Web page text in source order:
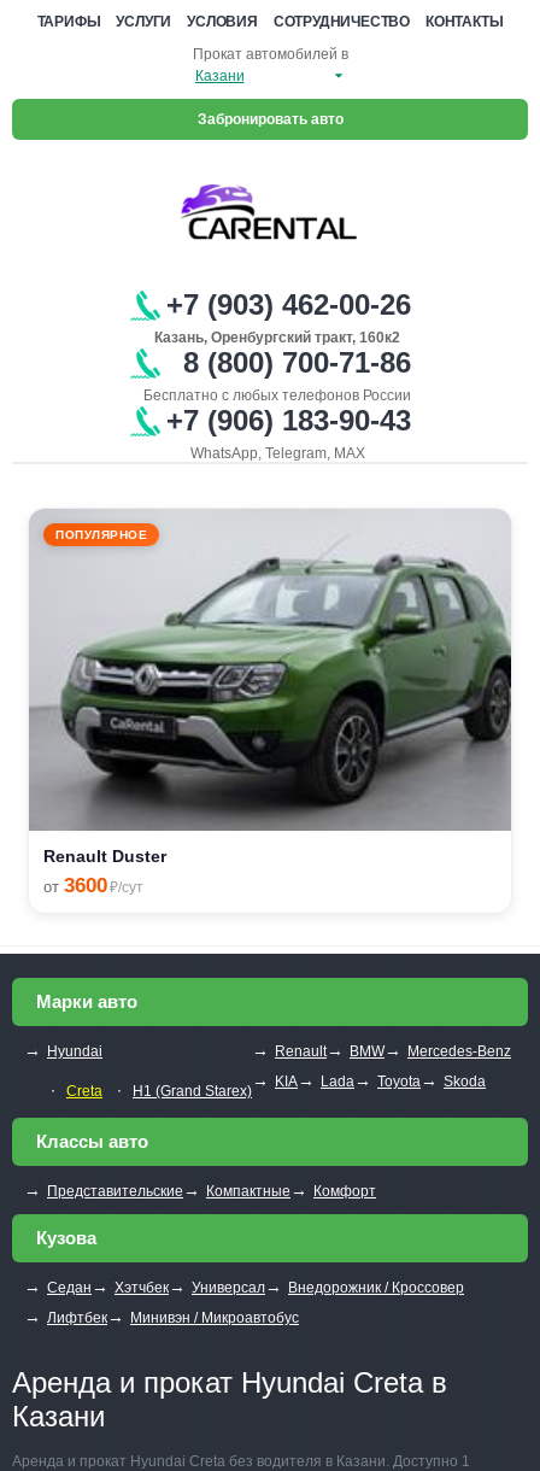
ТАРИФЫ УСЛУГИ УСЛОВИЯ СОТРУДНИЧЕСТВО
КОНТАКТЫ
Прокат автомобилей в
Забронировать авто
+7 (903) 462-00-26
Казань, Оренбургский тракт, 160к2
8 (800) 700-71-86
Бесплатно с любых телефонов России
+7 (906) 183-90-43
WhatsApp, Telegram, MAX
ПОПУЛЯРНОЕ
Renault Duster
от 3600₽/сут
Марки авто
→ Hyundai
∙ Creta ∙ H1 (Grand Starex)
→ Renault→ BMW→ Mercedes-Benz
→ KIA→ Lada→ Toyota→ Skoda
Классы авто
→ Представительские → Компактные → Комфорт
Кузова
→ Седан → Хэтчбек→ Универсал→ Внедорожник / Кроссовер
→ Лифтбек→ Минивэн / Микроавтобус
Аренда и прокат Hyundai Creta в
Казани
Аренда и прокат Hyundai Creta без водителя в Казани. Доступно 1